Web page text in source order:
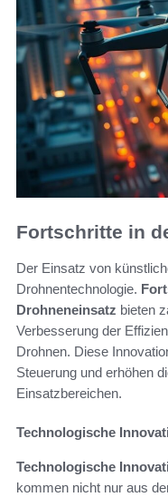
Fortschritte in
Der Einsatz von
Drohnentechnologie.
Drohneneinsatz bieten
Verbesserung der
Drohnen. Diese
Steuerung und erhöhen
Einsatzbereichen.
Technologische
Technologische
kommen nicht nur aus